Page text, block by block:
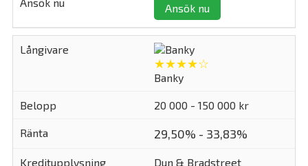
Ansök nu
★★★★☆
Banky
20 000 - 150 000 kr
29,50% - 33,83%
Dun & Bradstreet